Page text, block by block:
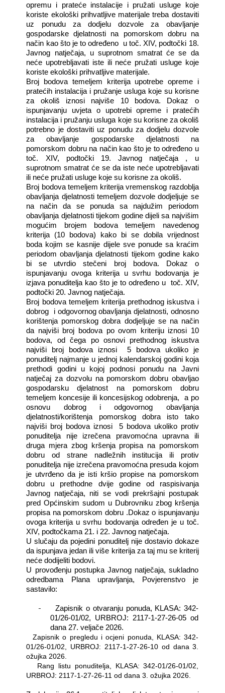
opremu i prateće instalacije i pružati usluge koje
koriste ekološki prihvatljive materijale treba dostaviti
uz ponudu za dodjelu dozvole za obavljanje
gospodarske djelatnosti na pomorskom dobru na
način kao što je to određeno
u toč. XIV, podtočki 18.
Javnog natječaja, u suprotnom smatrat će se da
neće upotrebljavati iste ili neće pružati usluge koje
koriste ekološki prihvatljive materijale.
Broj bodova temeljem kriterija upotrebe opreme i
pratećih instalacija i pružanje usluga koje su korisne
za okoliš iznosi najviše 10 bodova. Dokaz o
ispunjavanju uvjeta o upotrebi opreme i pratećih
instalacija i pružanju usluga koje su korisne za okoliš
potrebno je dostaviti uz ponudu za dodjelu dozvole
za obavljanje gospodarske djelatnosti na
pomorskom dobru na način kao što je to određeno u
toč. XIV, podtočki 19. Javnog natječaja , u
suprotnom smatrat će se da iste neće upotrebljavati
ili neće pružati usluge koje su korisne za okoliš.
Broj bodova temeljem kriterija vremenskog razdoblja
obavljanja djelatnosti temeljem dozvole dodjeljuje se
na način da se ponuda sa najdužim periodom
obavljanja djelatnosti tijekom godine dijeli sa najvišim
mogućim brojem bodova temeljem navedenog
kriterija (10 bodova) kako bi se dobila vrijednost
boda kojim se kasnije dijele sve ponude sa kraćim
periodom obavljanja djelatnosti tijekom godine kako
bi se utvrdio stečeni broj bodova. Dokaz o
ispunjavanju ovoga kriterija u svrhu bodovanja je
izjava ponuditelja kao što je to određeno u
toč. XIV,
podtočki 20. Javnog natječaja.
Broj bodova temeljem kriterija prethodnog iskustva i
dobrog
i odgovornog obavljanja djelatnosti, odnosno
korištenja pomorskog dobra dodjeljuje se na način
da najviši broj bodova po ovom kriteriju iznosi 10
bodova, od čega po osnovi prethodnog iskustva
najviši broj bodova iznosi
5 bodova ukoliko je
ponuditelj najmanje u jednoj kalendarskoj godini koja
prethodi godini u kojoj podnosi ponudu na Javni
natječaj za dozvolu na pomorskom dobru obavljao
gospodarsku djelatnost na pomorskom dobru
temeljem koncesije ili koncesijskog odobrenja,
a po
osnovu dobrog i odgovornog obavljanja
djelatnosti/korištenja pomorskog dobra isto tako
najviši broj bodova iznosi
5 bodova ukoliko protiv
ponuditelja nije izrečena pravomoćna upravna ili
druga mjera zbog kršenja propisa na pomorskom
dobru od strane nadležnih institucija ili protiv
ponuditelja nije izrečena pravomoćna presuda kojom
je utvrđeno da je isti kršio propise na pomorskom
dobru u prethodne dvije godine od raspisivanja
Javnog natječaja, niti se vodi prekršajni postupak
pred Općinskim sudom u Dubrovniku zbog kršenja
propisa na pomorskom dobru .Dokaz o ispunjavanju
ovoga kriterija u svrhu bodovanja određen je u toč.
XIV, podtočkama 21. i 22. Javnog natječaja.
U slučaju da pojedini ponuditelj nije dostavio dokaze
da ispunjava jedan ili više kriterija za taj mu se kriterij
neće dodijeliti bodovi.
U provođenju postupka Javnog natječaja, sukladno
odredbama Plana upravljanja, Povjerenstvo je
sastavilo:
-
Zapisnik o otvaranju ponuda, KLASA: 342-
01/26-01/02, URBROJ: 2117-1-27-26-05 od
dana 27. veljače 2026.
Zapisnik o pregledu i ocjeni ponuda, KLASA: 342-
01/26-01/02, URBROJ: 2117-1-27-26-10 od dana 3.
ožujka 2026.
Rang listu ponuditelja, KLASA: 342-01/26-01/02,
URBROJ: 2117-1-27-26-11 od dana 3. ožujka 2026.